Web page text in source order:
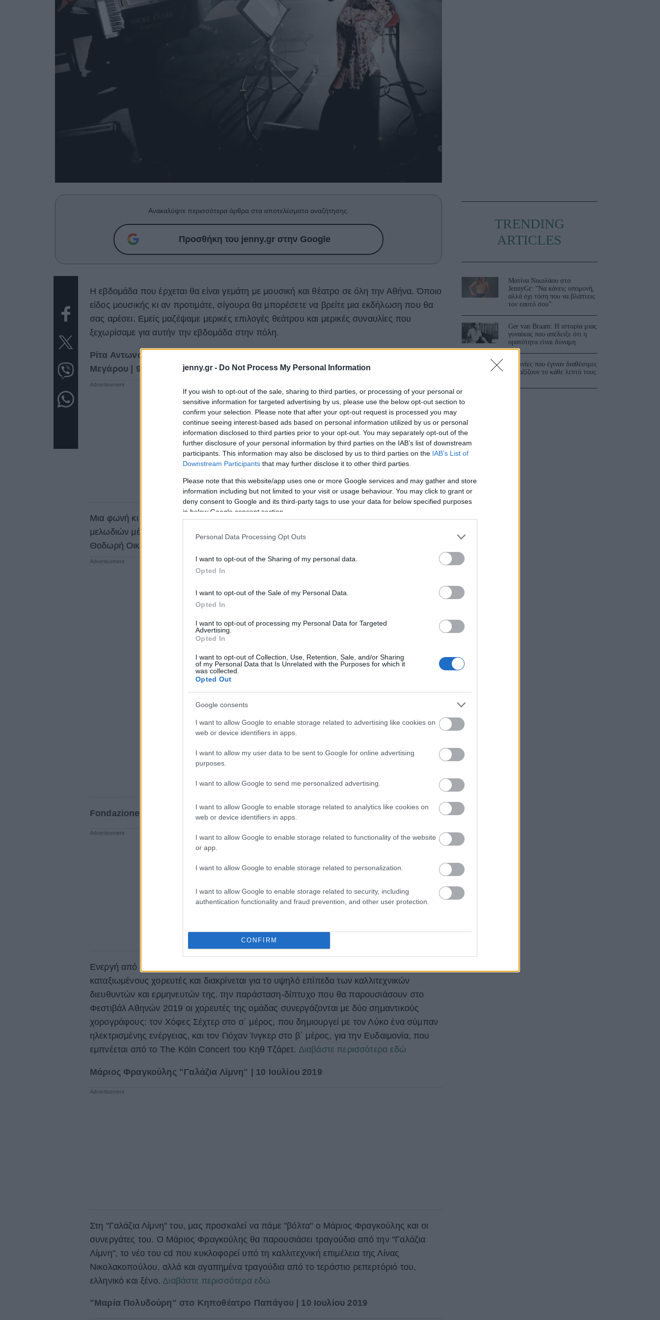
jenny.gr - Do Not Process My Personal Information
If you wish to opt-out of the sale, sharing to third parties, or processing of your personal or
sensitive information for targeted advertising by us, please use the below opt-out section to
confirm your selection. Please note that after your opt-out request is processed you may
continue seeing interest-based ads based on personal information utilized by us or personal
information disclosed to third parties prior to your opt-out. You may separately opt-out of the
further disclosure of your personal information by third parties on the IAB’s list of downstream
participants. This information may also be disclosed by us to third parties on the IAB’s List of
Downstream Participants that may further disclose it to other third parties.
Please note that this website/app uses one or more Google services and may gather and store
information including but not limited to your visit or usage behaviour. You may click to grant or
deny consent to Google and its third-party tags to use your data for below specified purposes
in below Google consent section.
Personal Data Processing Opt Outs
I want to opt-out of the Sharing of my personal data.
Opted In
I want to opt-out of the Sale of my Personal Data.
Opted In
I want to opt-out of processing my Personal Data for Targeted
Advertising.
Opted In
I want to opt-out of Collection, Use, Retention, Sale, and/or Sharing
of my Personal Data that Is Unrelated with the Purposes for which it
was collected.
Opted Out
Google consents
I want to allow Google to enable storage related to advertising like cookies on
web or device identifiers in apps.
I want to allow my user data to be sent to Google for online advertising
purposes.
I want to allow Google to send me personalized advertising.
I want to allow Google to enable storage related to analytics like cookies on
web or device identifiers in apps.
I want to allow Google to enable storage related to functionality of the website
or app.
I want to allow Google to enable storage related to personalization.
I want to allow Google to enable storage related to security, including
authentication functionality and fraud prevention, and other user protection.
CONFIRM
Ανακαλύψτε περισσότερα άρθρα στα αποτελέσματα αναζήτησης.
Προσθήκη του jenny.gr στην Google
Η εβδομάδα που έρχεται θα είναι γεμάτη με μουσική και θέατρο σε όλη την Αθήνα. Όποιο
είδος μουσικής κι αν προτιμάτε, σίγουρα θα μπορέσετε να βρείτε μια εκδήλωση που θα
σας αρέσει. Εμείς μαζέψαμε μερικές επιλογές θεάτρου και μερικές συναυλίες που
ξεχωρίσαμε για αυτήν την εβδομάδα στην πόλη.
Ρίτα Αντωνοπούλου - Θοδωρής Οικονόμου "Χωρίς τίτλο..." στον Κήπο του
Μεγάρου | 9 Ιουλίου 2019
Μια φωνή κι ένα πιάνο. Ένα συναρπαστικό ταξίδι σε έναν ωκεανό μουσικής και
μελωδιών μέσα από την πνοή της Ρίτας Αντωνοπούλου και τα πλήκτρα του πιάνου του
Θοδωρή Οικονόμου.
Fondazione Nazionale della Danza / Aterballetto - Wolf & BLISS | 10 Ιουλίου 2019
Ενεργή από το 1977, η διάσημη ιταλική ομάδα Aterballetto αποτελείται από διεθνώς
καταξιωμένους χορευτές και διακρίνεται για το υψηλό επίπεδο των καλλιτεχνικών
διευθυντών και ερμηνευτών της. την παράσταση-δίπτυχο που θα παρουσιάσουν στο
Φεστιβάλ Αθηνών 2019 οι χορευτές της ομάδας συνεργάζονται με δύο σημαντικούς
χορογράφους: τον Χόφες Σέχτερ στο α΄ μέρος, που δημιουργεί με τον Λύκο ένα σύμπαν
ηλεκτρισμένης ενέργειας, και τον Γιόχαν Ίνγκερ στο β΄ μέρος, για την Ευδαιμονία, που
εμπνέεται από το The Köln Concert του Κηθ Τζάρετ. Διαβάστε περισσότερα εδώ
Μάριος Φραγκούλης "Γαλάζια Λίμνη" | 10 Ιουλίου 2019
Στη "Γαλάζια Λίμνη" του, μας προσκαλεί να πάμε "βόλτα" ο Μάριος Φραγκούλης και οι
συνεργάτες του. Ο Μάριος Φραγκούλης θα παρουσιάσει τραγούδια από την "Γαλάζια
Λίμνη", το νέο του cd που κυκλοφορεί υπό τη καλλιτεχνική επιμέλεια της Λίνας
Νικολακοπούλου, αλλά και αγαπημένα τραγούδια από το τεράστιο ρεπερτόριό του,
ελληνικό και ξένο. Διαβάστε περισσότερα εδώ
"Μαρία Πολυδούρη" στο Κηποθέατρο Παπάγου | 10 Ιουλίου 2019
TRENDING
ARTICLES
Ματίνα Νικολάου στο
JennyGr: “Να κάνεις υπομονή,
αλλά όχι τόση που να βλάπτεις
τον εαυτό σου”
Ger van Braam: Η ιστορία μιας
γυναίκας που απέδειξε ότι η
ορατότητα είναι δύναμη
3 ταινίες που έγιναν διαθέσιμες
και αξίζουν το κάθε λεπτό τους